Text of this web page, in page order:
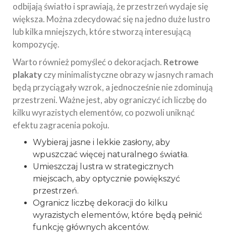
odbijają światło i sprawiają, że przestrzeń wydaje się
większa. Można zdecydować się na jedno duże lustro
lub kilka mniejszych, które stworzą interesującą
kompozycję.
Warto również pomyśleć o dekoracjach. Retrowe
plakatyczy minimalistyczne obrazy w jasnych ramach
będą przyciągały wzrok, a jednocześnie nie zdominują
przestrzeni. Ważne jest, aby ograniczyć ich liczbę do
kilku wyrazistych elementów, co pozwoli uniknąć
efektu zagracenia pokoju.
Wybieraj jasne i lekkie zasłony, aby
wpuszczać więcej naturalnego światła.
Umieszczaj lustra w strategicznych
miejscach, aby optycznie powiększyć
przestrzeń.
Ogranicz liczbę dekoracji do kilku
wyrazistych elementów, które będą pełnić
funkcję głównych akcentów.